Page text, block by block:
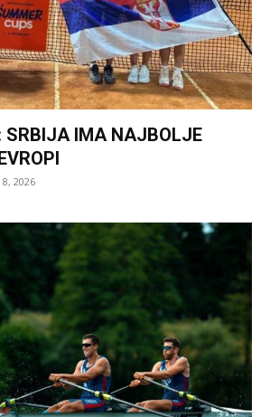
SRBIJA IMA NAJBOLJE
8, 2026